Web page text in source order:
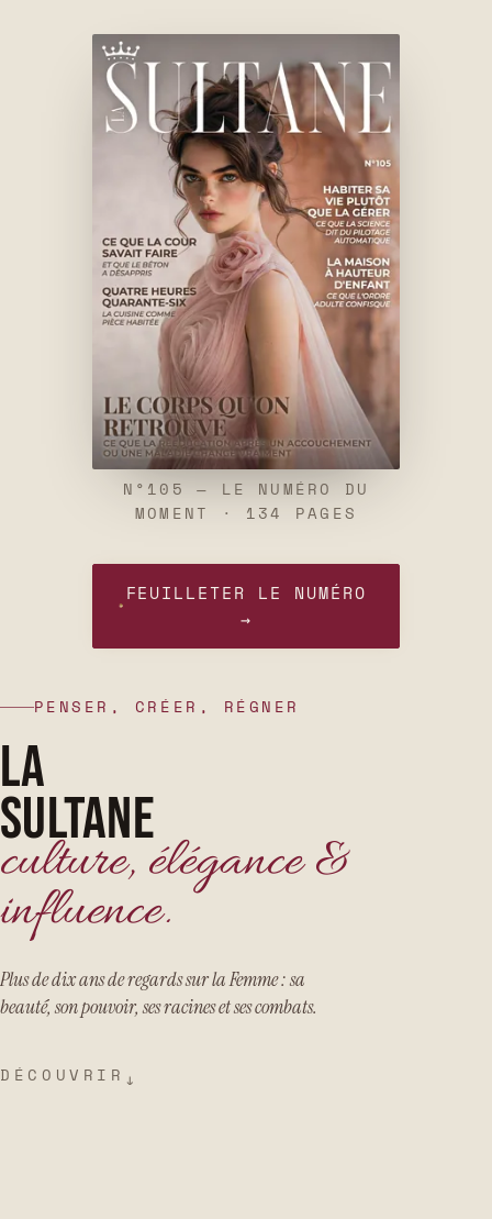
N°105 — LE NUMÉRO DU
MOMENT · 134 PAGES
FEUILLETER LE NUMÉRO
→
PENSER, CRÉER, RÉGNER
LA
SULTANE
culture, élégance &
influence.
Plus de dix ans de regards sur la Femme : sa
beauté, son pouvoir, ses racines et ses combats.
DÉCOUVRIR ↓